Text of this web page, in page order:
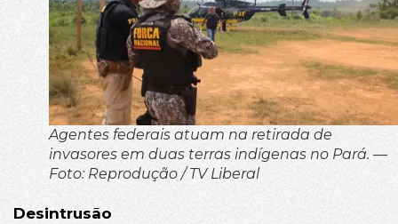
Agentes federais atuam na retirada de
invasores em duas terras indígenas no Pará. —
Foto: Reprodução / TV Liberal
Desintrusão